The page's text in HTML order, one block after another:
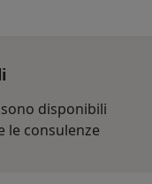
disponibili
le consulenze